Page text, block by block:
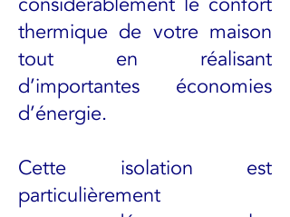
thermique de votre maison
tout en réalisant
d’importantes économies
d’énergie.
Cette isolation est
particulièrement